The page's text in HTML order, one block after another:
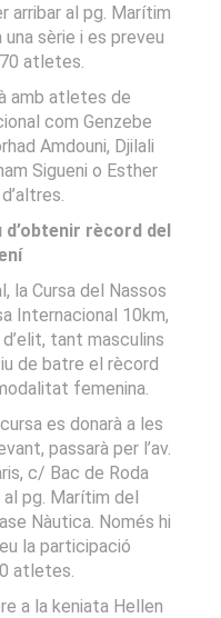
arribar al pg. Marítim
sèrie i es preveu
atletes.
amb atletes de
com Genzebe
Amdouni, Djilali
Sigueni o Esther
d’obtenir rècord del
la Cursa del Nassos
Internacional 10km,
tant masculins
de batre el rècord
femenina.
es donarà a les
passarà per l’av.
c/ Bac de Roda
pg. Marítim del
Nàutica. Només hi
la participació
atletes.
a la keniata Hellen